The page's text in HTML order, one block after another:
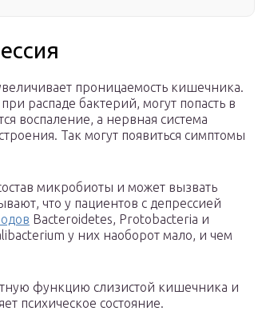
проницаемость кишечника.
распаде бактерий, могут попасть в
воспаление, а нервная система
Так могут появиться симптомы
микробиоты и может вызвать
что у пациентов с депрессией
Bacteroidetes, Protobacteria и
у них наоборот мало, и чем
функцию слизистой кишечника и
психическое состояние.